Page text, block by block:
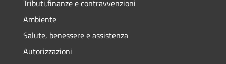
Tributi,finanze e contravvenzioni
Ambiente
Salute, benessere e assistenza
Autorizzazioni